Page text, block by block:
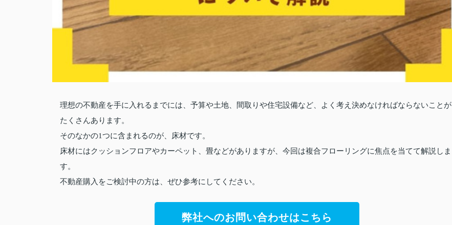
理想の不動産を手に入れるまでには、予算や土地、間取りや住宅設備など、よく考え決めなければならないことが
たくさんあります。
そのなかの1つに含まれるのが、床材です。
床材にはクッションフロアやカーペット、畳などがありますが、今回は複合フローリングに焦点を当てて解説しま
す。
不動産購入をご検討中の方は、ぜひ参考にしてください。
弊社へのお問い合わせはこちら